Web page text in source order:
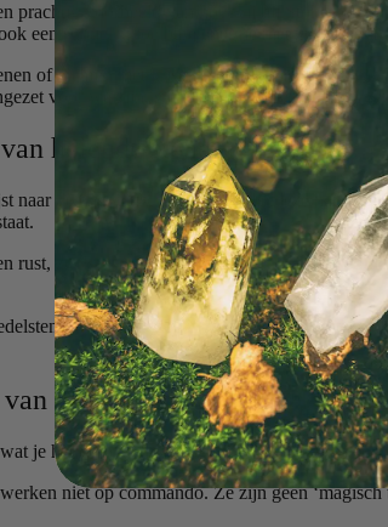
prachtig voorbeeld van hoe wij bij Stones of
een subtiele, voelbare energie met zich mee.
of al jaren met kristallen werkt, de kracht van
voor welzijn, spiritualiteit en persoonlijke
helende stenen?
naar de energetische werking die deze
rust, zoals
amethistof blauwechalcedoon .
ontstaan diep in de aarde, vaak over
helende stenen?
je het beste zelf kunt ervaren. Sommige
niet op commando. Ze zijn geen